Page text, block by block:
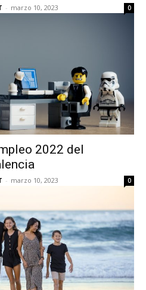
- marzo 10, 2023 0
2022 del
- marzo 10, 2023 0